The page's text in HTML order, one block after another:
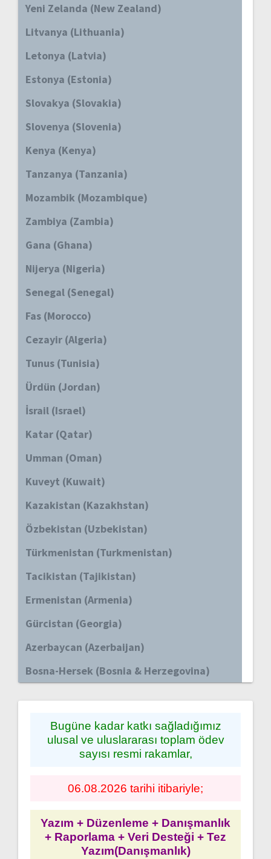
Yeni Zelanda (New Zealand)
Litvanya (Lithuania)
Letonya (Latvia)
Estonya (Estonia)
Slovakya (Slovakia)
Slovenya (Slovenia)
Kenya (Kenya)
Tanzanya (Tanzania)
Mozambik (Mozambique)
Zambiya (Zambia)
Gana (Ghana)
Nijerya (Nigeria)
Senegal (Senegal)
Fas (Morocco)
Cezayir (Algeria)
Tunus (Tunisia)
Ürdün (Jordan)
İsrail (Israel)
Katar (Qatar)
Umman (Oman)
Kuveyt (Kuwait)
Kazakistan (Kazakhstan)
Özbekistan (Uzbekistan)
Türkmenistan (Turkmenistan)
Tacikistan (Tajikistan)
Ermenistan (Armenia)
Gürcistan (Georgia)
Azerbaycan (Azerbaijan)
Bosna-Hersek (Bosnia & Herzegovina)
Bugüne kadar katkı sağladığımız
ulusal ve uluslararası toplam ödev
sayısı resmi rakamlar,
06.08.2026 tarihi itibariyle;
Yazım + Düzenleme + Danışmanlık
+ Raporlama + Veri Desteği + Tez
Yazım(Danışmanlık)